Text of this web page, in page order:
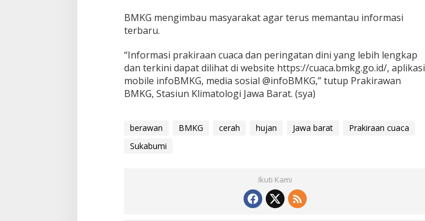
BMKG mengimbau masyarakat agar terus memantau informasi
terbaru.
“Informasi prakiraan cuaca dan peringatan dini yang lebih lengkap
dan terkini dapat dilihat di website https://cuaca.bmkg.go.id/, aplikasi
mobile infoBMKG, media sosial @infoBMKG,” tutup Prakirawan
BMKG, Stasiun Klimatologi Jawa Barat. (sya)
berawan BMKG cerah hujan Jawa barat
Prakiraan cuaca
Sukabumi
Ikuti Kami